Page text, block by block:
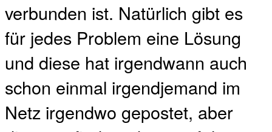
verbunden ist. Natürlich gibt es
für jedes Problem eine Lösung
und diese hat irgendwann auch
schon einmal irgendjemand im
Netz irgendwo gepostet, aber